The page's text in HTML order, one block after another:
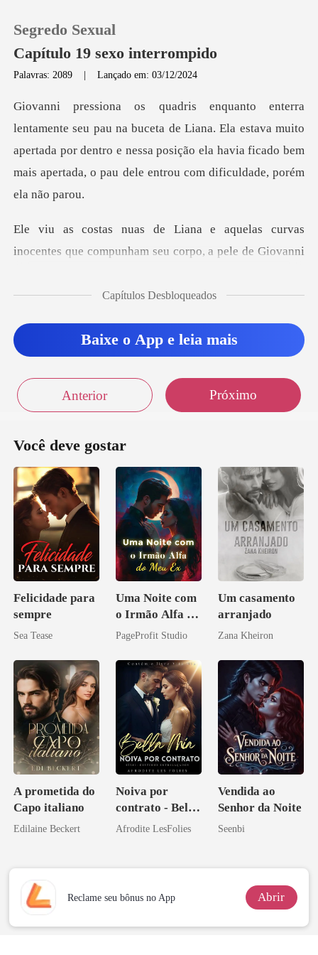
0
Loja
Sair
Segredo Sexual
Capítulo 19 sexo interrompido
Palavras: 2089 |Lançado em: 03/12/2024
de Liana. Ela estava muito
apertada por dentro e nessa posição ela havia fic
as curvas
inocentes que compunham seu c
Capítulos Desbloqueados
Baixe o App e leia mais
Anterior Próximo
Você deve gostar
Felicidade para
sempre
Sea Tease
Uma Noite com
o Irmão Alfa do
Meu Ex
PageProfit Studio
Um casamento
arranjado
Zana Kheiron
A prometida do
Capo italiano
Edilaine Beckert
Noiva por
contrato - Bella
Mia
Afrodite LesFolies
Vendida ao
Senhor da Noite
Seenbi
Reclame seu bônus no App Abrir